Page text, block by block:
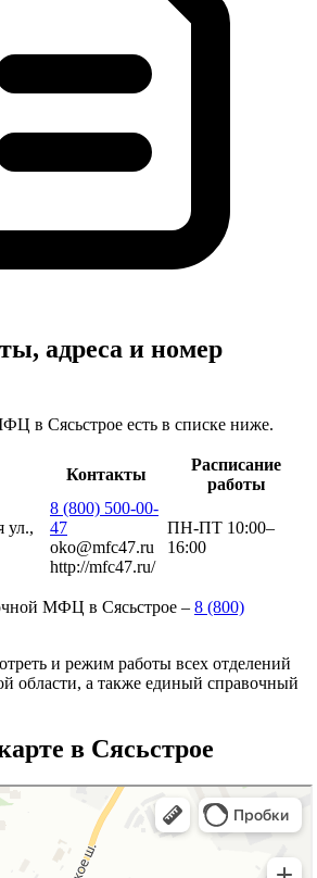
адреса и номер
в Сясьстрое есть в списке ниже.
Контакты
Расписание
работы
ул.,
8 (800) 500-00-
47
oko@mfc47.ru
http://mfc47.ru/
ПН-ПТ 10:00–
16:00
МФЦ в Сясьстрое – 8 (800)
и режим работы всех отделений
области, а также единый справочный
в Сясьстрое